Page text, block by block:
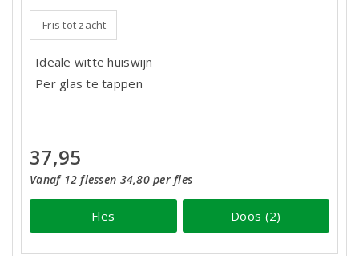
Fris tot zacht
Ideale witte huiswijn
Per glas te tappen
37,95
Vanaf 12 flessen 34,80 per fles
Fles Doos (2)